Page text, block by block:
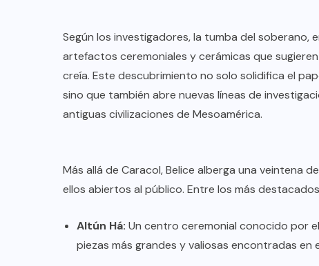
Según los investigadores, la tumba del
artefactos ceremoniales y cerámicas que
creía. Este descubrimiento no solo solidifica el
sino que también abre nuevas líneas de
antiguas civilizaciones de Mesoamérica.
Más allá de Caracol, Belice alberga una veintena
ellos abiertos al público. Entre los más
Altún Há: Un centro ceremonial conocido por
piezas más grandes y valiosas encontradas en